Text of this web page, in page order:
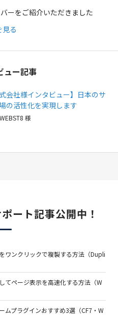
ーをご紹介いただきました
る
ュー記事
会社様インタビュー】日本のサ
の活性化を実現します
様
ート記事公開中！
ワンクリックで複製する方法（Dupli
てページ表示を高速化する方法（W
ムプラグインおすすめ3選（CF7・W